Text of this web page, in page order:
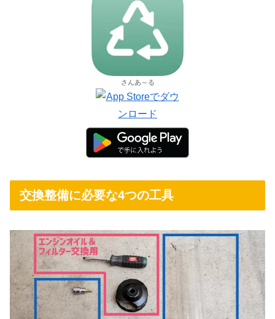
さんあ～る
交換整備に必要な4つの工具